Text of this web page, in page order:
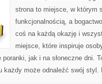
strona to miejsce, w którym
funkcjonalnością, a
coś na każdą okazję i
miejsce, które inspiruje
jak i na słoneczne dni.
każdy może odnaleźć swój